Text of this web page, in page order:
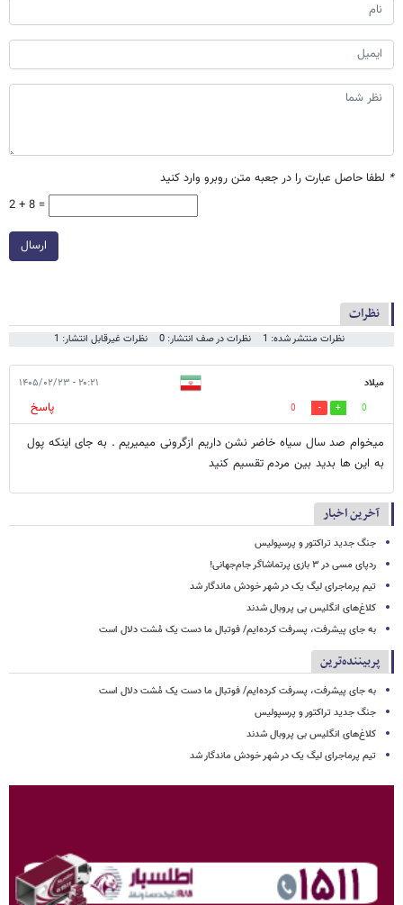
* لطفا حاصل عبارت را در جعبه متن روبرو وارد کنید
2 + 8 =
ارسال
نظرات
نظرات منتشر شده: 1 نظرات در صف انتشار: 0 نظرات غیرقابل انتشار: 1
میلاد ۲۰:۲۱ - ۱۴۰۵/۰۲/۲۳
0
0
پاسخ
میخوام صد سال سیاه خاضر نشن داریم ازگرونی میمیریم . به جای اینکه پول
به این ها بدید بین مردم تقسیم کنید
آخرین اخبار
جنگ جدید تراکتور و پرسپولیس
ردپای مسی در ۳ بازی پرتماشاگر جام‌جهانی!
تیم پرماجرای لیگ یک در شهر خودش ماندگار شد
کلاغ‌های انگلیس بی پروبال شدند
به جای پیشرفت، پسرفت کرده‌ایم/ فوتبال ما دست یک مُشت دلال است
پربیننده‌ترین
به جای پیشرفت، پسرفت کرده‌ایم/ فوتبال ما دست یک مُشت دلال است
جنگ جدید تراکتور و پرسپولیس
کلاغ‌های انگلیس بی پروبال شدند
تیم پرماجرای لیگ یک در شهر خودش ماندگار شد